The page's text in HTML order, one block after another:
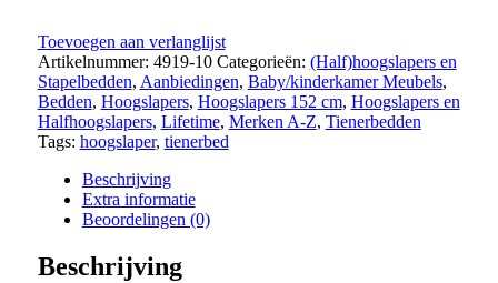
Toevoegen aan verlanglijst
Artikelnummer: 4919-10 Categorieën: (Half)hoogslapers en
Stapelbedden, Aanbiedingen, Baby/kinderkamer Meubels,
Bedden, Hoogslapers, Hoogslapers 152 cm, Hoogslapers en
Halfhoogslapers, Lifetime, Merken A-Z, Tienerbedden
Tags: hoogslaper, tienerbed
Beschrijving
Extra informatie
Beoordelingen (0)
Beschrijving